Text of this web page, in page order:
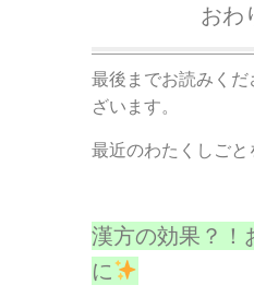
おわ
最後までお読みく
ざいます。
最近のわたくしごと
漢方の効果？！
に